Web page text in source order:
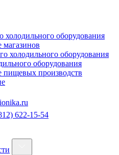
оборудования
холодильного оборудования
оборудования
пищевых производств
622-15-54